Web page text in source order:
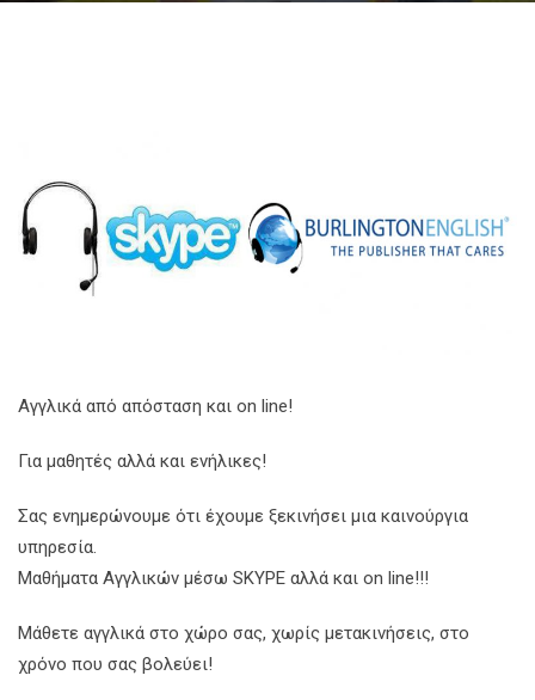
Αγγλικά από απόσταση και on line!
Για μαθητές αλλά και ενήλικες!
Σας ενημερώνουμε ότι έχουμε ξεκινήσει μια καινούργια
υπηρεσία.
Μαθήματα Αγγλικών μέσω SKYPE αλλά και on line!!!
Μάθετε αγγλικά στο χώρο σας, χωρίς μετακινήσεις, στο
χρόνο που σας βολεύει!